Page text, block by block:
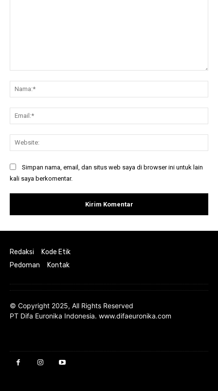
Simpan nama, email, dan situs web saya di browser ini untuk lain
kali saya berkomentar.
Redaksi
Kode Etik
Pedoman
Kontak
© Copyright 2025, All Rights Reserved
PT Difa Euronika Indonesia. www.difaeuronika.com